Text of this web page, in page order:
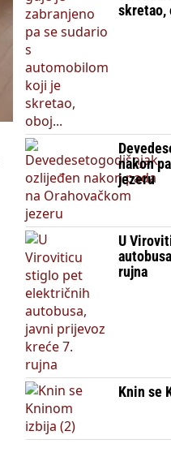
skretao,
nakon
jezeru
U
rujna
Knin se